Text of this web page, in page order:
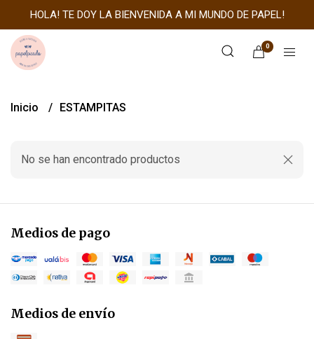
HOLA! TE DOY LA BIENVENIDA A MI MUNDO DE PAPEL!
0
Inicio ESTAMPITAS
No se han encontrado productos
Medios de pago
Medios de envío